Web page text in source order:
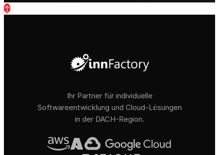
↑
Ihr Partner für individuelle
Softwareentwicklung und Cloud-Lösungen
in der DACH-Region.